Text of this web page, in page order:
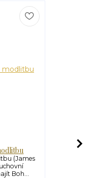
(James
Boh...
Jezuitský